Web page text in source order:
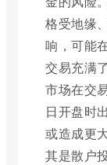
格受地缘
响，可能
交易充满
市场在交
日开盘时
或造成更
其是散户